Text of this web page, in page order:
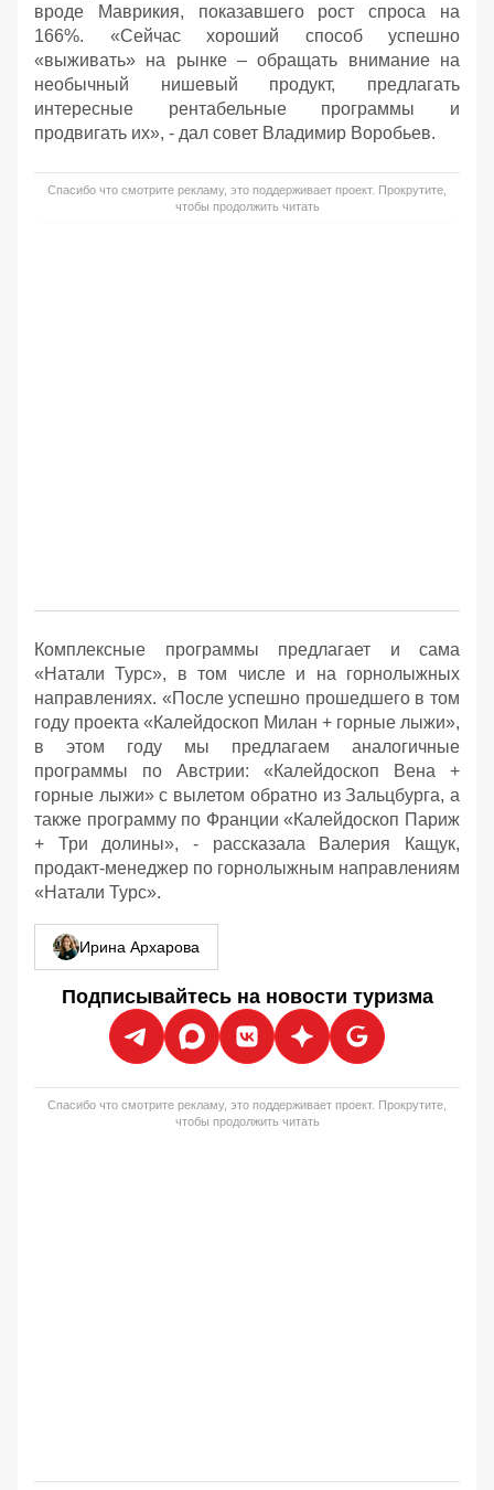
вроде Маврикия, показавшего рост спроса на
166%. «Сейчас хороший способ успешно
«выживать» на рынке – обращать внимание на
необычный нишевый продукт, предлагать
интересные рентабельные программы и
продвигать их», - дал совет Владимир Воробьев.
Спасибо что смотрите рекламу, это поддерживает проект. Прокрутите,
чтобы продолжить читать
Комплексные программы предлагает и сама
«Натали Турс», в том числе и на горнолыжных
направлениях. «После успешно прошедшего в том
году проекта «Калейдоскоп Милан + горные лыжи»,
в этом году мы предлагаем аналогичные
программы по Австрии: «Калейдоскоп Вена +
горные лыжи» с вылетом обратно из Зальцбурга, а
также программу по Франции «Калейдоскоп Париж
+ Три долины», - рассказала Валерия Кащук,
продакт-менеджер по горнолыжным направлениям
«Натали Турс».
Ирина Архарова
Подписывайтесь на новости туризма
Спасибо что смотрите рекламу, это поддерживает проект. Прокрутите,
чтобы продолжить читать